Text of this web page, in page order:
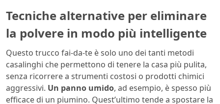
Tecniche alternative per eliminare
la polvere in modo più intelligente
Questo trucco fai-da-te è solo uno dei tanti metodi
casalinghi che permettono di tenere la casa più pulita,
senza ricorrere a strumenti costosi o prodotti chimici
aggressivi. Un panno umido, ad esempio, è spesso più
efficace di un piumino. Quest’ultimo tende a spostare la